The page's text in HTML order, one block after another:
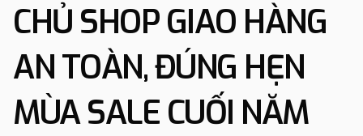
CHỦ SHOP GIAO HÀNG
AN TOÀN, ĐÚNG HẸN
MÙA SALE CUỐI NĂM